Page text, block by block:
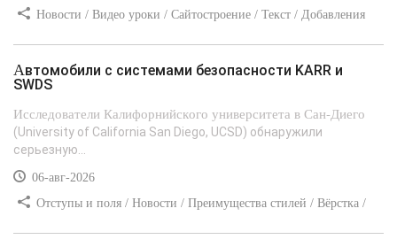
Новости / Видео уроки / Сайтостроение / Текст / Добавления
Автомобили с системами безопасности KARR и
SWDS
Исследователи Калифорнийского университета в Сан-Диего
(University of California San Diego, UCSD) обнаружили
серьезную...
06-авг-2026
Отступы и поля / Новости / Преимущества стилей / Вёрстка /